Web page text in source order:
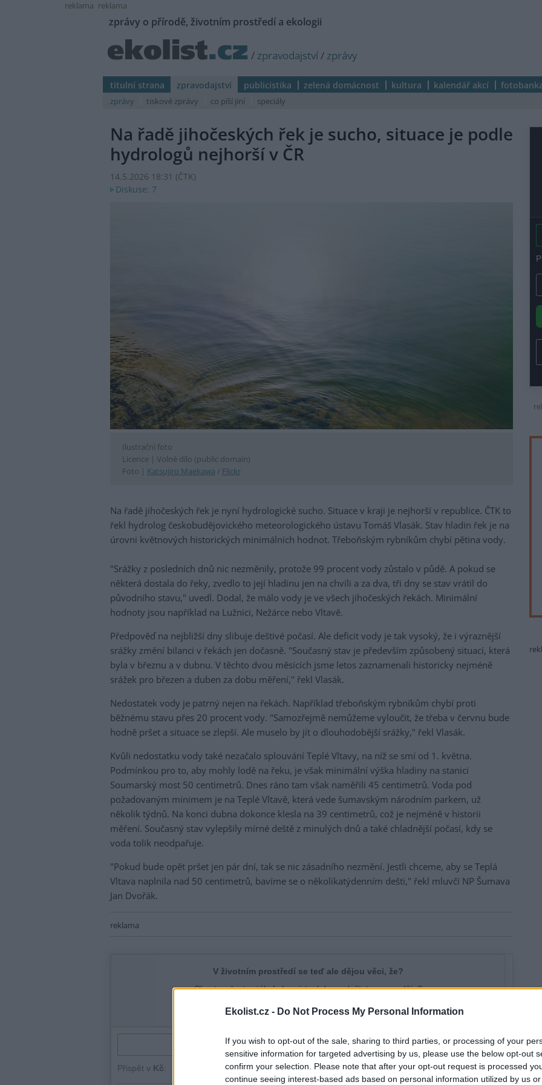
Ekolist.cz - Do Not Process My Personal Information
If you wish to opt-out of the sale, sharing to third parties, or processing of your
sensitive information for targeted advertising by us, please use the below opt-out
confirm your selection. Please note that after your opt-out request is processed
continue seeing interest-based ads based on personal information utilized by us
reklama reklama
zprávy o přírodě, životním prostředí a ekologii
/ zpravodajství/ zprávy
titulní strana zpravodajství publicistika zelená domácnost kultura kalendář akcí
zprávy tiskové zprávy co píší jiní speciály
Na řadě jihočeských řek je sucho, situace je podle
hydrologů nejhorší v ČR
14.5.2026 18:31 (ČTK)
Diskuse: 7
Ilustrační foto
Licence | Volné dílo (public domain)
Foto | Katsujiro Maekawa / Flickr
Na řadě jihočeských řek je nyní hydrologické sucho. Situace v kraji je nejhorší v republice. ČTK to
řekl hydrolog českobudějovického meteorologického ústavu Tomáš Vlasák. Stav hladin řek je na
úrovni květnových historických minimálních hodnot. Třeboňským rybníkům chybí pětina vody.
"Srážky z posledních dnů nic nezměnily, protože 99 procent vody zůstalo v půdě. A pokud se
některá dostala do řeky, zvedlo to její hladinu jen na chvíli a za dva, tři dny se stav vrátil do
původního stavu," uvedl. Dodal, že málo vody je ve všech jihočeských řekách. Minimální
hodnoty jsou například na Lužnici, Nežárce nebo Vltavě.
Předpověď na nejbližší dny slibuje deštivé počasí. Ale deficit vody je tak vysoký, že i výraznější
srážky změní bilanci v řekách jen dočasně. "Současný stav je především způsobený situací, která
byla v březnu a v dubnu. V těchto dvou měsících jsme letos zaznamenali historicky nejméně
srážek pro březen a duben za dobu měření," řekl Vlasák.
Nedostatek vody je patrný nejen na řekách. Například třeboňským rybníkům chybí proti
běžnému stavu přes 20 procent vody. "Samozřejmě nemůžeme vyloučit, že třeba v červnu bude
hodně pršet a situace se zlepší. Ale muselo by jít o dlouhodobější srážky," řekl Vlasák.
Kvůli nedostatku vody také nezačalo splouvání Teplé Vltavy, na níž se smí od 1. května.
Podmínkou pro to, aby mohly lodě na řeku, je však minimální výška hladiny na stanici
Soumarský most 50 centimetrů. Dnes ráno tam však naměřili 45 centimetrů. Voda pod
požadovaným minimem je na Teplé Vltavě, která vede šumavským národním parkem, už
několik týdnů. Na konci dubna dokonce klesla na 39 centimetrů, což je nejméně v historii
měření. Současný stav vylepšily mírné deště z minulých dnů a také chladnější počasí, kdy se
voda tolik neodpařuje.
"Pokud bude opět pršet jen pár dní, tak se nic zásadního nezmění. Jestli chceme, aby se Teplá
Vltava naplnila nad 50 centimetrů, bavíme se o několikatýdenním dešti," řekl mluvčí NP Šumava
Jan Dvořák.
reklama